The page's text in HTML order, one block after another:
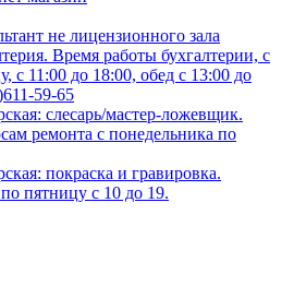
не лицензионного зала
Время работы бухгалтерии, с
с 11:00 до 18:00, обед с 13:00 до
59-65
слесарь/мастер-ложевщик.
ремонта с понедельника по
покраска и гравировка.
пятницу с 10 до 19.